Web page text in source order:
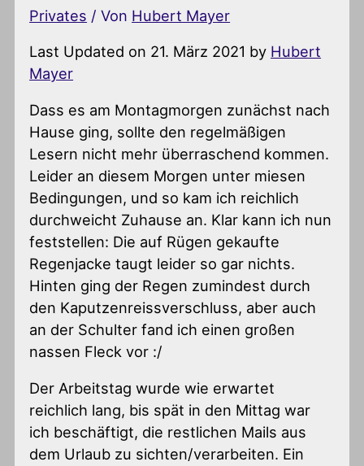
Privates / Von Hubert Mayer
Last Updated on 21. März 2021 by Hubert
Mayer
Dass es am Montagmorgen zunächst nach
Hause ging, sollte den regelmäßigen
Lesern nicht mehr überraschend kommen.
Leider an diesem Morgen unter miesen
Bedingungen, und so kam ich reichlich
durchweicht Zuhause an. Klar kann ich nun
feststellen: Die auf Rügen gekaufte
Regenjacke taugt leider so gar nichts.
Hinten ging der Regen zumindest durch
den Kaputzenreissverschluss, aber auch
an der Schulter fand ich einen großen
nassen Fleck vor :/
Der Arbeitstag wurde wie erwartet
reichlich lang, bis spät in den Mittag war
ich beschäftigt, die restlichen Mails aus
dem Urlaub zu sichten/verarbeiten. Ein